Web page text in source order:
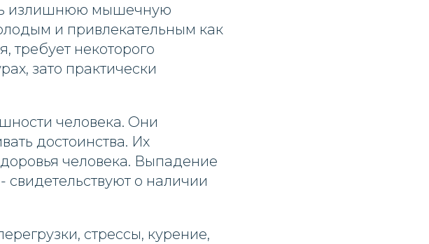
излишнюю мышечную
и привлекательным как
некоторого
зато практически
человека. Они
достоинства. Их
человека. Выпадение
свидетельствуют о наличии
стрессы, курение,